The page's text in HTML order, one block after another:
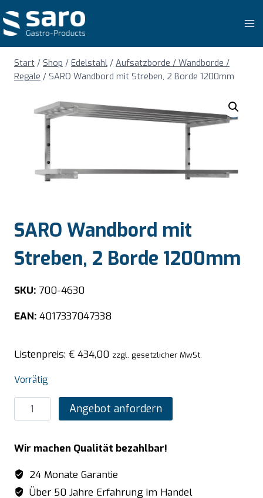
Inhalt
springen
Start / Shop / Edelstahl / Aufsatzborde / Wandborde /
Regale / SARO Wandbord mit Streben, 2 Borde 1200mm
SARO Wandbord mit
Streben, 2 Borde 1200mm
SKU: 700-4630
EAN: 4017337047338
Listenpreis: € 434,00 zzgl. gesetzlicher MwSt.
Vorrätig
SARO
Wandbord
Streben,
2
Borde
Angebot anfordern
Wir machen Qualität bezahlbar!
24 Monate Garantie
Über 50 Jahre Erfahrung im Handel